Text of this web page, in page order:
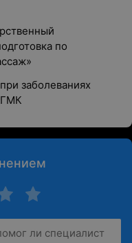
по
заболеваниях